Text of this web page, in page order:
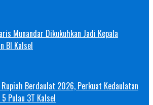
Munandar Dikukuhkan Jadi Kepala
BI Kalsel
Berdaulat 2026, Perkuat Kedaulatan
Pulau 3T Kalsel